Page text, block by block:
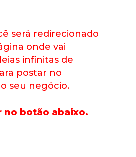
será redirecionado
onde vai
infinitas de
postar no
seu negócio.
no botão abaixo.